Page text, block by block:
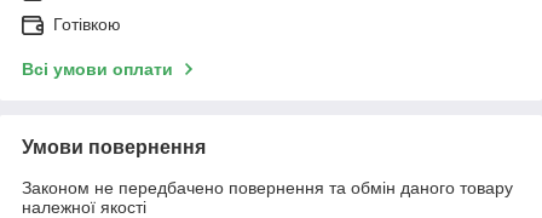
Готівкою
Всі умови оплати
Умови повернення
Законом не передбачено повернення та обмін даного товару
належної якості